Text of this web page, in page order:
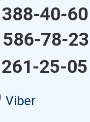
388-40-60
586-78-23
261-25-05
Viber